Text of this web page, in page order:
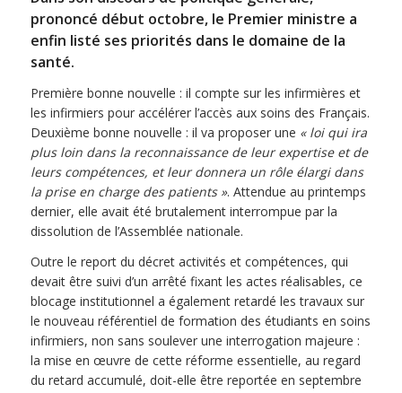
prononcé début octobre, le Premier ministre a
enfin listé ses priorités dans le domaine de la
santé.
Première bonne nouvelle : il compte sur les infirmières et
les infirmiers pour accélérer l’accès aux soins des Français.
Deuxième bonne nouvelle : il va proposer une « loi qui ira
plus loin dans la reconnaissance de leur expertise et de
leurs compétences, et leur donnera un rôle élargi dans
la prise en charge des patients ». Attendue au printemps
dernier, elle avait été brutalement interrompue par la
dissolution de l’Assemblée nationale.
Outre le report du décret activités et compétences, qui
devait être suivi d’un arrêté fixant les actes réalisables, ce
blocage institutionnel a également retardé les travaux sur
le nouveau référentiel de formation des étudiants en soins
infirmiers, non sans soulever une interrogation majeure :
la mise en œuvre de cette réforme essentielle, au regard
du retard accumulé, doit-elle être reportée en septembre